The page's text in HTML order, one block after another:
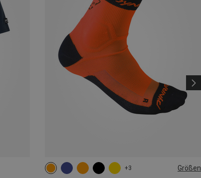
+3 Größen
35|36|37|38 39|40|41|42